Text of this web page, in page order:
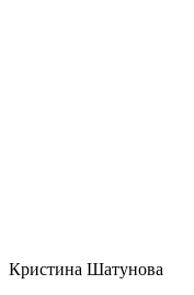
Кристина Шатунова